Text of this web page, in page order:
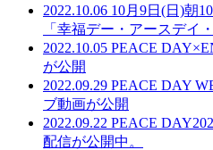
2022.10.06 10月9日(日)朝
「幸福デー・アースデイ
2022.10.05 PEACE
が公開
2022.09.29 PEACE DAY
ブ動画が公開
2022.09.22 PEACE
配信が公開中。